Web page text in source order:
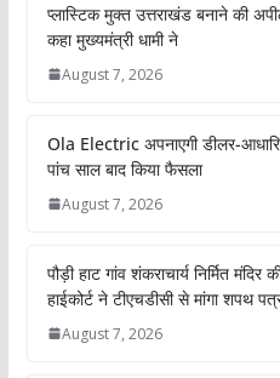
प्लास्टिक मुक्त उत्तराखंड बनाने की
कहा मुख्यमंत्री धामी ने
August 7, 2026
Ola Electric अपनाएगी डीलर-
पांच साल बाद किया फैसला
August 7, 2026
पौड़ी हाट गांव शंकराचार्य निर्मित मंदिर
हाईकोर्ट ने टीएचडीसी से मांगा शपथ
August 7, 2026